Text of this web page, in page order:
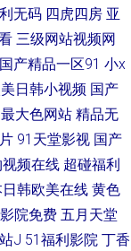
无码 四虎四房 亚
三级网站视频网
国产精品一区91 小x
日韩小视频 国产
大色网站 精品无
91天堂影视 国产
频在线 超碰福利
日韩欧美在线 黄色
院免费 五月天堂
J 51福利影院 丁香